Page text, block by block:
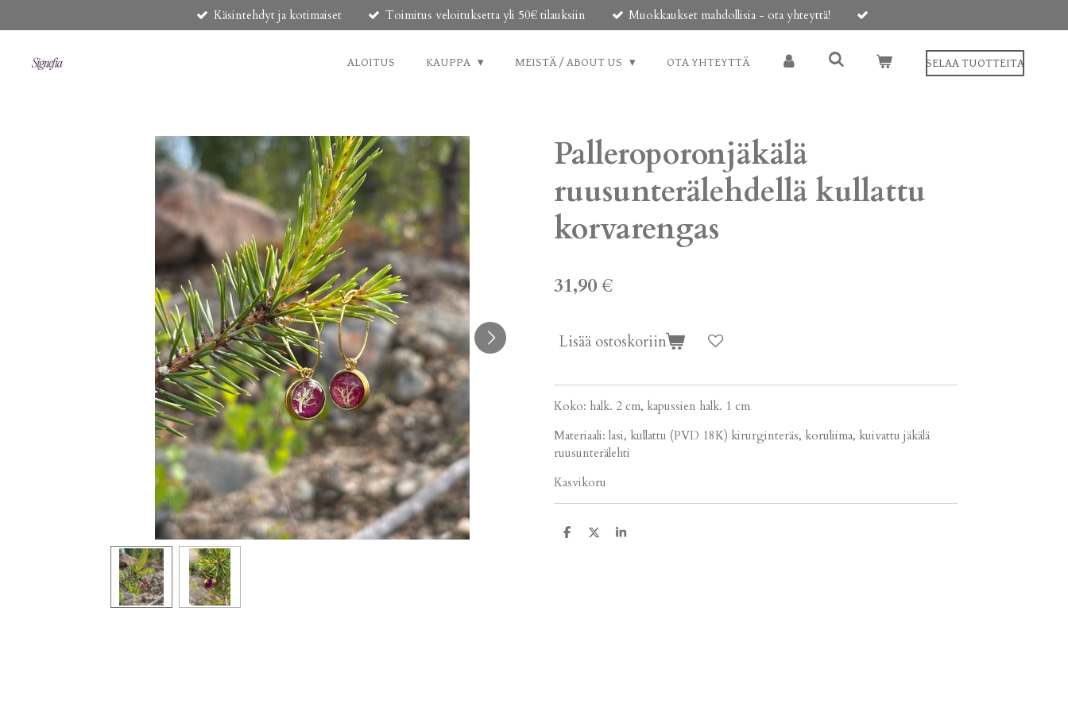
pääsisältöön
Käsintehdyt ja kotimaiset Toimitus veloituksetta yli 50€ tilauksiin Muokkaukset mahdollisia - ota yhteyttä!
ALOITUS KAUPPA MEISTÄ / ABOUT US OTA YHTEYTTÄ SELAA TUOTTEITA
Palleroporonjäkälä
ruusunterälehdellä kullattu
korvarengas
31,90 €
Lisää ostoskoriin
Koko: halk. 2 cm, kapussien halk. 1 cm
Materiaali: lasi, kullattu (PVD 18K) kirurginteräs, koruliima, kuivattu jäkälä
ruusunterälehti
Kasvikoru
J
J
J